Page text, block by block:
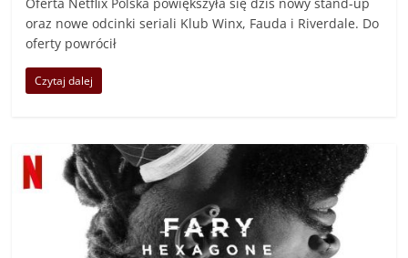
oraz nowe odcinki seriali Klub Winx, Fauda i Riverdale. Do
oferty powrócił
Czytaj dalej